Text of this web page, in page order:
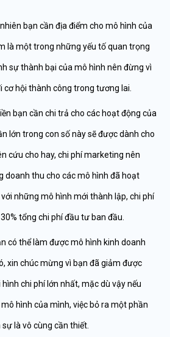
bạn cần địa điểm cho mô hình của
là một trong những yếu tố quan trọng
sự thành bại của mô hình nên đừng vì
cơ hội thành công trong tương lai.
bạn cần chi trả cho các hoạt động của
lớn trong con số này sẽ được dành cho
cứu cho hay, chi phí marketing nên
doanh thu cho các mô hình đã hoạt
những mô hình mới thành lập, chi phí
tổng chi phí đầu tư ban đầu.
có thể làm được mô hình kinh doanh
xin chúc mừng vì bạn đã giảm được
chi phí lớn nhất, mặc dù vậy nếu
hình của mình, việc bỏ ra một phần
là vô cùng cần thiết.